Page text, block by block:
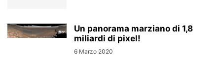
Un panorama marziano di 1,8
miliardi di pixel!
6 Marzo 2020